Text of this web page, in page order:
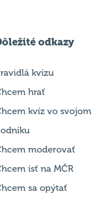
odkazy
kvízu
hrať
kvíz vo svojom
moderovať
ísť na MČR
sa opýtať